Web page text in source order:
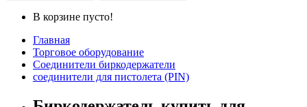
В корзине пусто!
Главная
Торговое оборудование
Соединители биркодержатели
соединители для пистолета (PIN)